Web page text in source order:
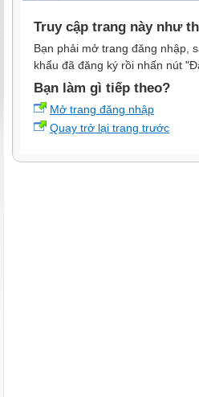
Truy cập trang này như
Bạn phải mở trang đăng nhập,
khẩu đã đăng ký rồi nhấn nút
Bạn làm gì tiếp theo?
Mở trang đăng nhập
Quay trở lại trang trước